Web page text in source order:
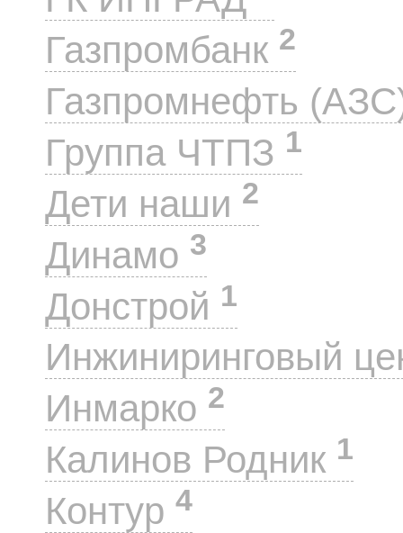
Газпромбанк 2
Газпромнефть
Группа ЧТПЗ 1
Дети наши 2
Динамо 3
Донстрой 1
Инжиниринговый
Инмарко 2
Калинов Родник 1
Контур 4